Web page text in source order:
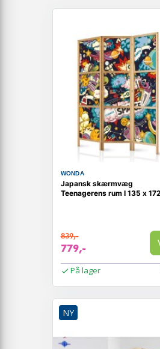
WONDA
Japansk skærmvæg
Teenagerens rum I 135 x
839,-
779,-
På lager
NY